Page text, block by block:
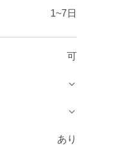
1~7日
可
あり